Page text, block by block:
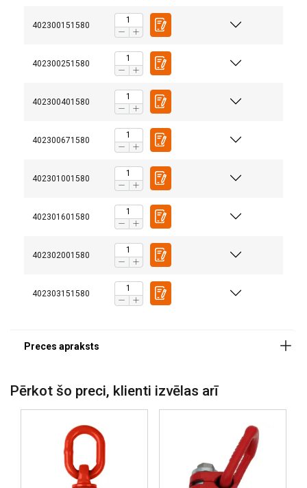
402300151580
402300251580
402300401580
402300671580
402301001580
402301601580
402302001580
402303151580
Drošības koeficients:
Pērkot šo preci, klienti izvēlas arī